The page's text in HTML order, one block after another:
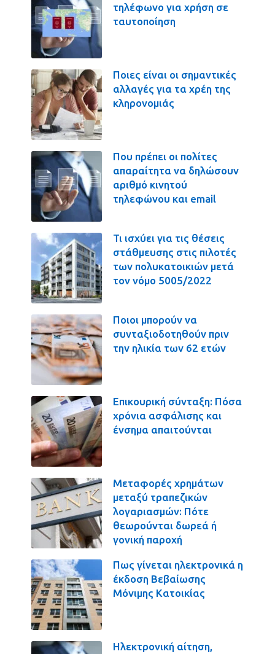
τηλέφωνο για χρήση σε
ταυτοποίηση
Ποιες είναι οι σημαντικές
αλλαγές για τα χρέη της
κληρονομιάς
Που πρέπει οι πολίτες
απαραίτητα να δηλώσουν
αριθμό κινητού
τηλεφώνου και email
Τι ισχύει για τις θέσεις
στάθμευσης στις πιλοτές
των πολυκατοικιών μετά
τον νόμο 5005/2022
Ποιοι μπορούν να
συνταξιοδοτηθούν πριν
την ηλικία των 62 ετών
Επικουρική σύνταξη: Πόσα
χρόνια ασφάλισης και
ένσημα απαιτούνται
Μεταφορές χρημάτων
μεταξύ τραπεζικών
λογαριασμών: Πότε
θεωρούνται δωρεά ή
γονική παροχή
Πως γίνεται ηλεκτρονικά η
έκδοση Βεβαίωσης
Μόνιμης Κατοικίας
Ηλεκτρονική αίτηση,